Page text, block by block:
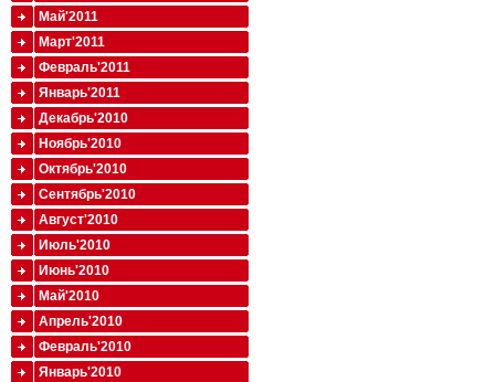
Май'2011
Март'2011
Февраль'2011
Январь'2011
Декабрь'2010
Ноябрь'2010
Октябрь'2010
Сентябрь'2010
Август'2010
Июль'2010
Июнь'2010
Май'2010
Апрель'2010
Февраль'2010
Январь'2010